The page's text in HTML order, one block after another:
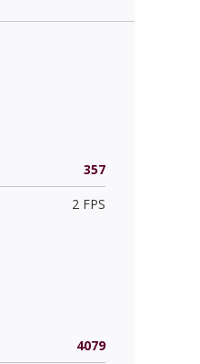
357
2 FPS
4079